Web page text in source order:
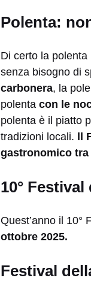
Polenta:
Di certo la
senza bisogno di
carbonera, la
polenta con le
polenta è il piatto
tradizioni locali.
ll
gastronomico
10°
Quest’anno il 10°
ottobre 2025.
Festival